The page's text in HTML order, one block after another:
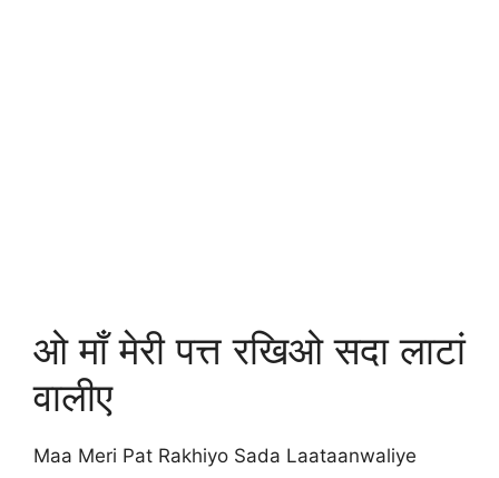
ओ माँ मेरी पत्त रखिओ सदा लाटां
वालीए
Maa Meri Pat Rakhiyo Sada Laataanwaliye